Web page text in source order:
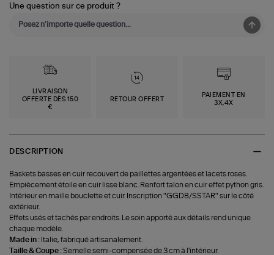
Une question sur ce produit ?
LIVRAISON
OFFERTE DÈS 150
€
RETOUR OFFERT
PAIEMENT EN
3X,4X
DESCRIPTION
Baskets basses en cuir recouvert de paillettes argentées et lacets roses.
Empiècement étoile en cuir lisse blanc. Renfort talon en cuir effet python gris.
Intérieur en maille bouclette et cuir. Inscription "GGDB/SSTAR" sur le côté
extérieur.
Effets usés et tachés par endroits. Le soin apporté aux détails rend unique
chaque modèle.
Made in : Italie, fabriqué artisanalement.
Taille & Coupe :Semelle semi-compensée de 3 cm à l'intérieur.